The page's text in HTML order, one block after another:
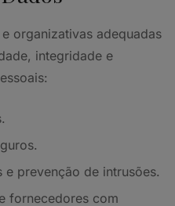
organizativas adequadas
integridade e
prevenção de intrusões.
fornecedores com